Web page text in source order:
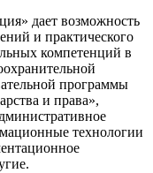
дает возможность
и практического
компетенций в
программы
и права»,
технологии